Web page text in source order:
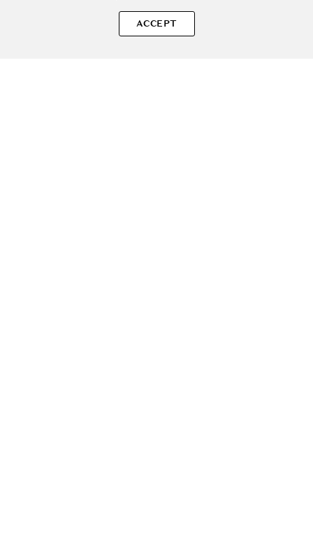
WOW Color Security Conditioner - balsam formulat cu ulei de
argan si vitamina E, care contribuie la hidratarea parului si la
ACCEPT